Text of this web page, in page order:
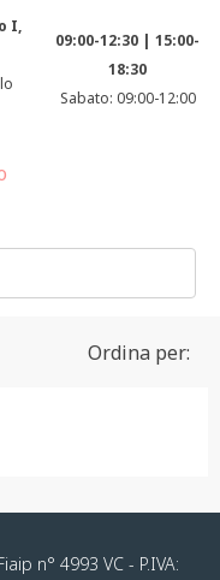
I,
09:00-12:30 | 15:00-
18:30
Sabato: 09:00-12:00
Ordina per:
n° 4993 VC - P.IVA: